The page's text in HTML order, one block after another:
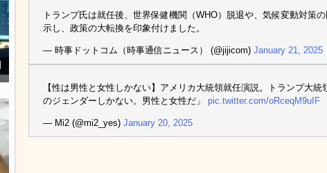
トランプ氏は就任後、世界保健機関（WHO）脱退や、気候変動対策
示し、政策の大転換を印象付けました。
— 時事ドットコム（時事通信ニュース） (@jijicom) January 21, 2025
【性は男性と女性しかない】アメリカ大統領就任演説。トランプ大
のジェンダーしかない。男性と女性だ」 pic.twitter.com/oRceqM9uIF
— Mi2 (@mi2_yes) January 20, 2025